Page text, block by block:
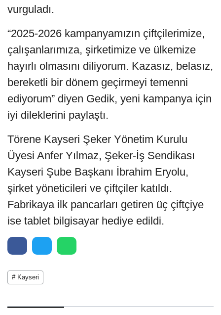
vurguladı.
“2025-2026 kampanyamızın çiftçilerimize,
çalışanlarımıza, şirketimize ve ülkemize
hayırlı olmasını diliyorum. Kazasız, belasız,
bereketli bir dönem geçirmeyi temenni
ediyorum” diyen Gedik, yeni kampanya için
iyi dileklerini paylaştı.
Törene Kayseri Şeker Yönetim Kurulu
Üyesi Anfer Yılmaz, Şeker-İş Sendikası
Kayseri Şube Başkanı İbrahim Eryolu,
şirket yöneticileri ve çiftçiler katıldı.
Fabrikaya ilk pancarları getiren üç çiftçiye
ise tablet bilgisayar hediye edildi.
# Kayseri